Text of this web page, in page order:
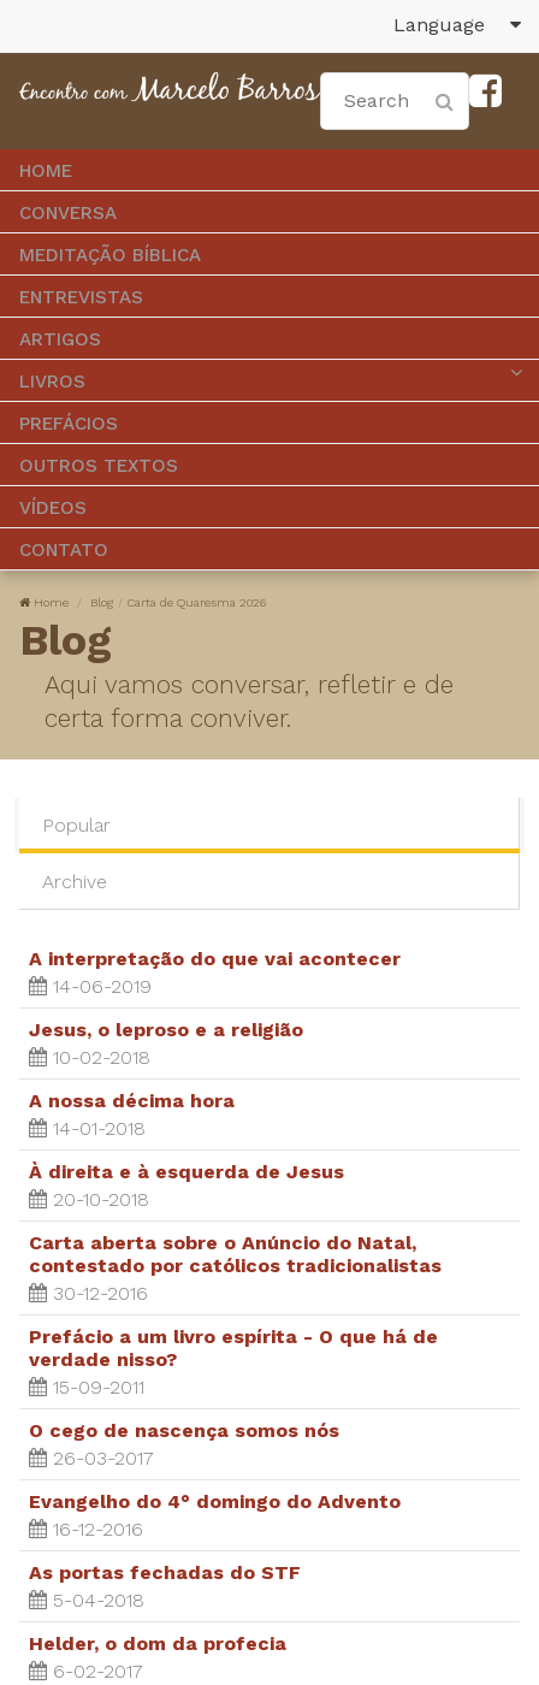
Language
HOME
CONVERSA
MEDITAÇÃO BÍBLICA
ENTREVISTAS
ARTIGOS
LIVROS
PREFÁCIOS
OUTROS TEXTOS
VÍDEOS
CONTATO
Home Blog Carta de Quaresma 2026
Blog
Aqui vamos conversar, refletir e de
certa forma conviver.
Popular
Archive
A interpretação do que vai acontecer
14-06-2019
Jesus, o leproso e a religião
10-02-2018
A nossa décima hora
14-01-2018
À direita e à esquerda de Jesus
20-10-2018
Carta aberta sobre o Anúncio do Natal,
contestado por católicos tradicionalistas
30-12-2016
Prefácio a um livro espírita - O que há de
verdade nisso?
15-09-2011
O cego de nascença somos nós
26-03-2017
Evangelho do 4° domingo do Advento
16-12-2016
As portas fechadas do STF
5-04-2018
Helder, o dom da profecia
6-02-2017